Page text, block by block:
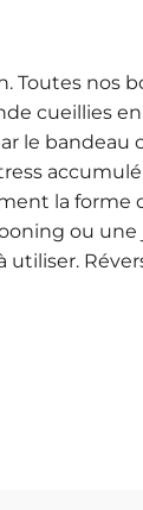
cueillies
le
la forme
ou